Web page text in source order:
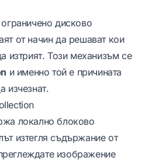
дисково
от начин да решават кои
изтрият. Този механизъм се
и именно той е причината
изчезнат.
локално блоково
изтегля съдържание от
изображение